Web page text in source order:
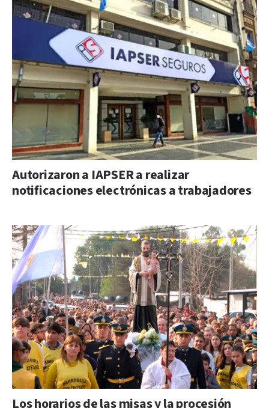
Autorizaron a IAPSER a realizar
notificaciones electrónicas a trabajadores
Los horarios de las misas y la procesión